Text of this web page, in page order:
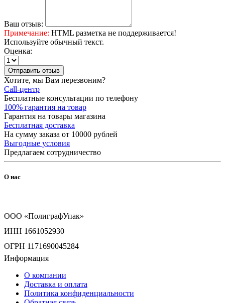
Ваш отзыв:
Примечание: HTML разметка не поддерживается!
Используйте обычный текст.
Оценка:
Отправить отзыв
Хотите, мы Вам перезвоним?
Call-центр
Бесплатные консультации по телефону
100% гарантия на товар
Гарантия на товары магазина
Бесплатная доставка
На сумму заказа от 10000 рублей
Выгодные условия
Предлагаем сотрудничество
О нас
ООО «ПолиграфУпак»
ИНН 1661052930
ОГРН 1171690045284
Информация
О компании
Доставка и оплата
Политика конфиденциальности